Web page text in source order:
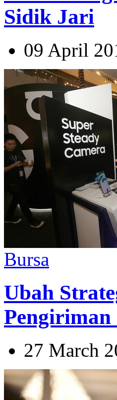
Sidik Jari
09 April
Bursa
Ubah
Pengiriman
27 March